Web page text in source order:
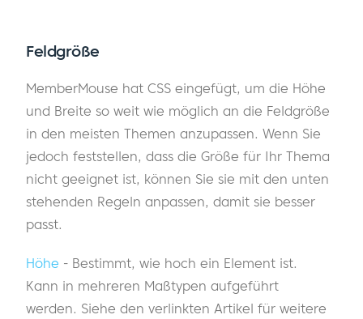
Feldgröße
MemberMouse hat CSS eingefügt, um die Höhe
und Breite so weit wie möglich an die Feldgröße
in den meisten Themen anzupassen. Wenn Sie
jedoch feststellen, dass die Größe für Ihr Thema
nicht geeignet ist, können Sie sie mit den unten
stehenden Regeln anpassen, damit sie besser
passt.
Höhe - Bestimmt, wie hoch ein Element ist.
Kann in mehreren Maßtypen aufgeführt
werden. Siehe den verlinkten Artikel für weitere